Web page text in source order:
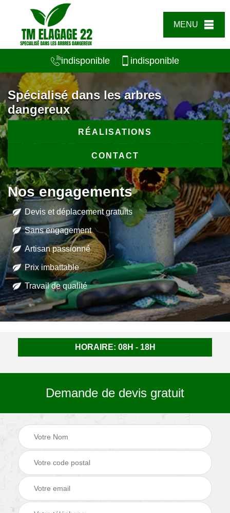
MENU
indisponible indisponible
Spécialisé dans les arbres
dangereux
RÉALISATIONS
CONTACT
Nos engagements
Devis et déplacement gratuits
Sans engagement
Artisan passionné
Prix imbattable
Travail de qualité
HORAIRE: 08H - 18H
Demande de devis gratuit